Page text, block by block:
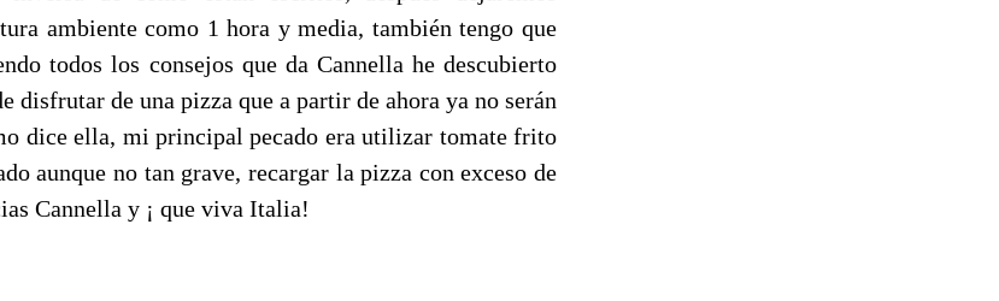
ambiente como 1 hora y media, también tengo que
todos los consejos que da Cannella he descubierto
disfrutar de una pizza que a partir de ahora ya no serán
dice ella, mi principal pecado era utilizar tomate frito
aunque no tan grave, recargar la pizza con exceso de
Cannella y ¡ que viva Italia!